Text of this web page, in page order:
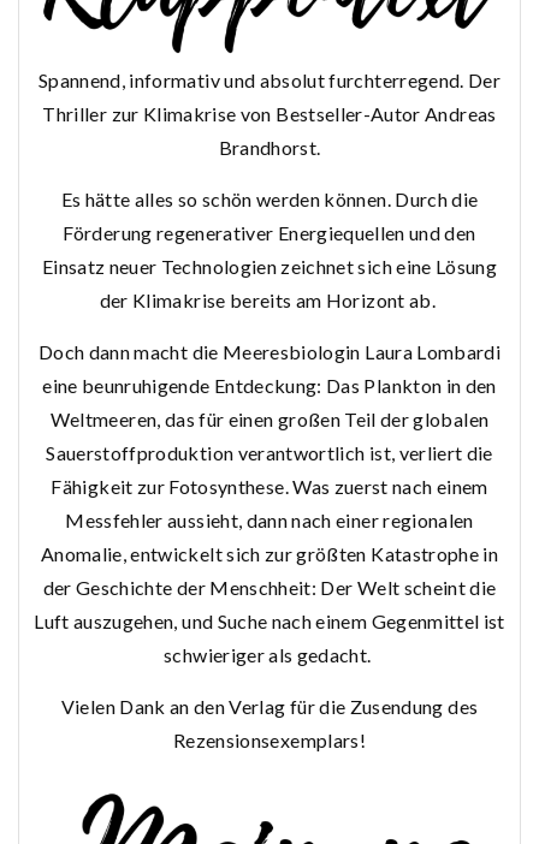
Spannend, informativ und absolut furchterregend. Der
Thriller zur Klimakrise von Bestseller-Autor Andreas
Brandhorst.
Es hätte alles so schön werden können. Durch die
Förderung regenerativer Energiequellen und den
Einsatz neuer Technologien zeichnet sich eine Lösung
der Klimakrise bereits am Horizont ab.
Doch dann macht die Meeresbiologin Laura Lombardi
eine beunruhigende Entdeckung: Das Plankton in den
Weltmeeren, das für einen großen Teil der globalen
Sauerstoffproduktion verantwortlich ist, verliert die
Fähigkeit zur Fotosynthese. Was zuerst nach einem
Messfehler aussieht, dann nach einer regionalen
Anomalie, entwickelt sich zur größten Katastrophe in
der Geschichte der Menschheit: Der Welt scheint die
Luft auszugehen, und Suche nach einem Gegenmittel ist
schwieriger als gedacht.
Vielen Dank an den Verlag für die Zusendung des
Rezensionsexemplars!